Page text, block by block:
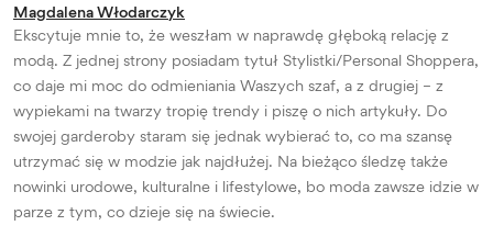
Magdalena Włodarczyk
Ekscytuje mnie to, że weszłam w naprawdę głęboką relację z
modą. Z jednej strony posiadam tytuł Stylistki/Personal Shoppera,
co daje mi moc do odmieniania Waszych szaf, a z drugiej – z
wypiekami na twarzy tropię trendy i piszę o nich artykuły. Do
swojej garderoby staram się jednak wybierać to, co ma szansę
utrzymać się w modzie jak najdłużej. Na bieżąco śledzę także
nowinki urodowe, kulturalne i lifestylowe, bo moda zawsze idzie w
parze z tym, co dzieje się na świecie.